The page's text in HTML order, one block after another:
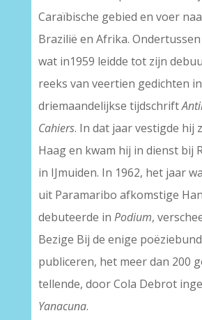
Caraïbische gebied en voer
Brazilië en Afrika.
wat in1959 leidde tot zijn
reeks van veertien gedichten
driemaandelijkse tijdschrift
Cahiers. In dat jaar vestigde hij
Haag en kwam hij in dienst bij
in IJmuiden. In 1962, het jaar
uit Paramaribo afkomstige
debuteerde in Podium,
Bezige Bij de enige
publiceren, het meer dan 200
tellende, door Cola Debrot
Yanacuna.